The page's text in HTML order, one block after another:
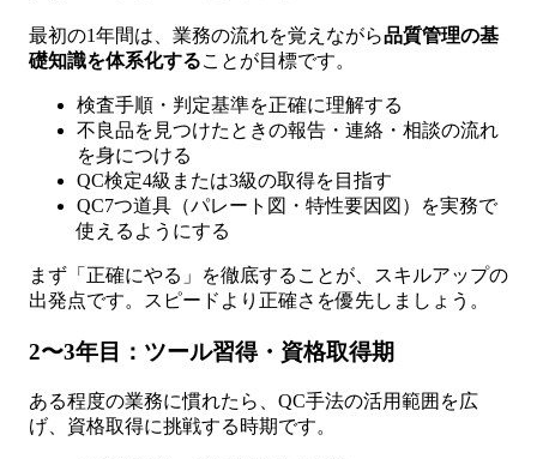
最初の1年間は、業務の流れを覚えながら品質管理の基
礎知識を体系化することが目標です。
検査手順・判定基準を正確に理解する
不良品を見つけたときの報告・連絡・相談の流れ
を身につける
QC検定4級または3級の取得を目指す
QC7つ道具（パレート図・特性要因図）を実務で
使えるようにする
まず「正確にやる」を徹底することが、スキルアップの
出発点です。スピードより正確さを優先しましょう。
2〜3年目：ツール習得・資格取得期
ある程度の業務に慣れたら、QC手法の活用範囲を広
げ、資格取得に挑戦する時期です。